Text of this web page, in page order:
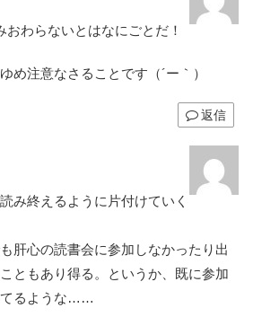
わらないとはなにごとだ！
め注意なさることです（´ー｀）
返信
み終えるように片付けていく
肝心の読書会に参加しなかったり出
ともあり得る。というか、既に参加
てるような……